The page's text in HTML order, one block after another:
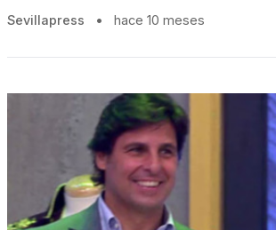
Sevillapress • hace 10 meses